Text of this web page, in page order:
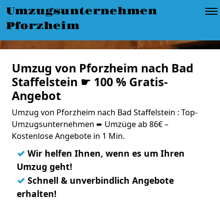
Umzugsunternehmen
Pforzheim
Umzug von Pforzheim nach Bad
Staffelstein ☛ 100 % Gratis-
Angebot
Umzug von Pforzheim nach Bad Staffelstein : Top-
Umzugsunternehmen ➨ Umzüge ab 86€ –
Kostenlose Angebote in 1 Min.
✓ Wir helfen Ihnen, wenn es um Ihren
Umzug geht!
✓ Schnell & unverbindlich Angebote
erhalten!